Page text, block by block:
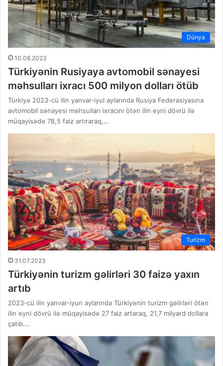
Dünya
10.08.2023
Türkiyənin Rusiyaya avtomobil sənayesi
məhsulları ixracı 500 milyon dolları ötüb
Türkiyə 2023-cü ilin yanvar-iyul aylarında Rusiya Federasiyasına
avtomobil sənayesi məhsulları ixracını ötən ilin eyni dövrü ilə
müqayisədə 78,5 faiz artıraraq,…
Turizm
31.07.2023
Türkiyənin turizm gəlirləri 30 faizə yaxın
artıb
2023-cü ilin yanvar-iyun aylarında Türkiyənin turizm gəlirləri ötən
ilin eyni dövrü ilə müqayisədə 27 faiz artaraq, 21,7 milyard dollara
çatıb.…